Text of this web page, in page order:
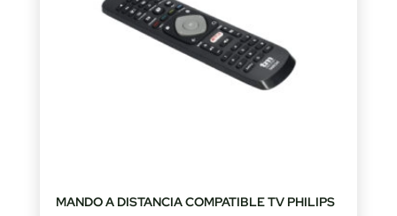
MANDO A DISTANCIA COMPATIBLE TV PHILIPS